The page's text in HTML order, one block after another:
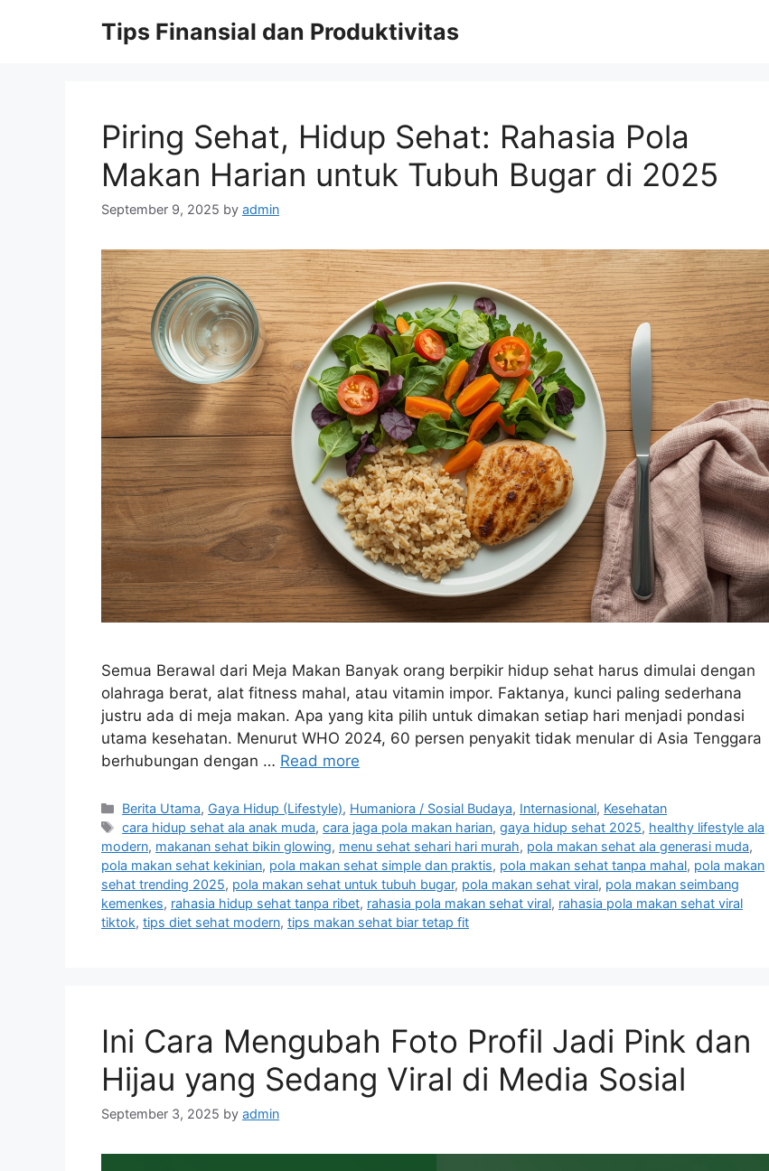
Tips Finansial dan Produktivitas
Piring Sehat, Hidup Sehat: Rahasia Pola
Makan Harian untuk Tubuh Bugar di 2025
September 9, 2025 by admin
Semua Berawal dari Meja Makan Banyak orang berpikir hidup sehat harus dimulai dengan
olahraga berat, alat fitness mahal, atau vitamin impor. Faktanya, kunci paling sederhana
justru ada di meja makan. Apa yang kita pilih untuk dimakan setiap hari menjadi pondasi
utama kesehatan. Menurut WHO 2024, 60 persen penyakit tidak menular di Asia Tenggara
berhubungan dengan … Read more
C
a
t
e
g
o
r
Berita Utama, Gaya Hidup (Lifestyle), Humaniora / Sosial Budaya, Internasional, Kesehatan
T
a
g
s
cara hidup sehat ala anak muda,cara jaga pola makan harian,gaya hidup sehat 2025, healthy lifestyle ala
modern, makanan sehat bikin glowing, menu sehat sehari hari murah, pola makan sehat ala generasi muda,
pola makan sehat kekinian, pola makan sehat simple dan praktis, pola makan sehat tanpa mahal, pola makan
sehat trending 2025, pola makan sehat untuk tubuh bugar, pola makan sehat viral, pola makan seimbang
kemenkes, rahasia hidup sehat tanpa ribet, rahasia pola makan sehat viral, rahasia pola makan sehat viral
tiktok, tips diet sehat modern, tips makan sehat biar tetap fit
Ini Cara Mengubah Foto Profil Jadi Pink dan
Hijau yang Sedang Viral di Media Sosial
September 3, 2025 by admin